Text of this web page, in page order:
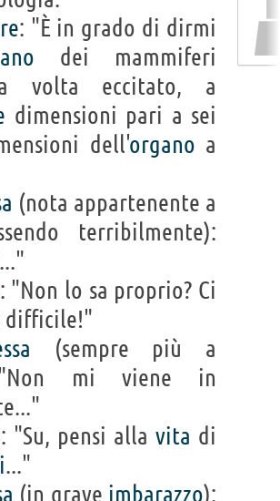
: "È in grado di dirmi
dei mammiferi
volta eccitato, a
dimensioni pari a sei
dell'organo a
(nota appartenente a
terribilmente):
: "Non lo sa proprio? Ci
difficile!"
(sempre più a
mi viene in
: "Su, pensi alla vita di
..."
(in grave imbarazzo):